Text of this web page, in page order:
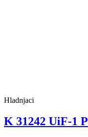
Hladnjaci
K 31242 UiF-1